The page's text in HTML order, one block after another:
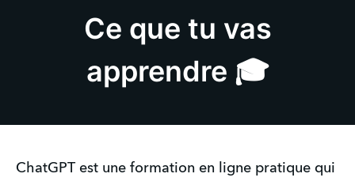
Ce que tu vas
apprendre 🎓
ChatGPT est une formation en ligne pratique qui